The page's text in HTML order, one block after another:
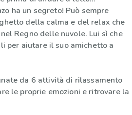
ha un segreto! Può sempre
della calma e del relax che
Regno delle nuvole. Lui sì che
per aiutare il suo amichetto a
da 6 attività di rilassamento
le proprie emozioni e ritrovare la